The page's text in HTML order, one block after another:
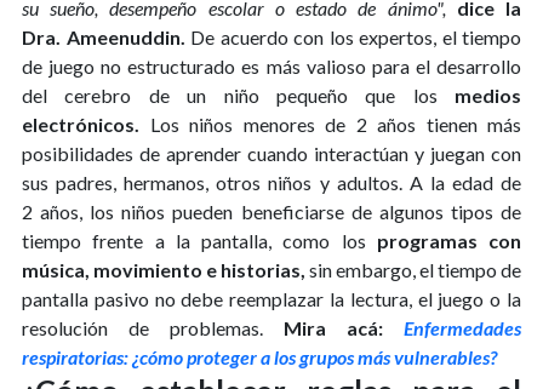
su sueño, desempeño escolar o estado de ánimo",dice la
Dra. Ameenuddin. De acuerdo con los expertos, el tiempo
de juego no estructurado es más valioso para el desarrollo
del cerebro de un niño pequeño que los medios
electrónicos. Los niños menores de 2 años tienen más
posibilidades de aprender cuando interactúan y juegan con
sus padres, hermanos, otros niños y adultos. A la edad de
2 años, los niños pueden beneficiarse de algunos tipos de
tiempo frente a la pantalla, como los programas con
música, movimiento e historias, sin embargo, el tiempo de
pantalla pasivo no debe reemplazar la lectura, el juego o la
resolución de problemas. Mira acá: Enfermedades
respiratorias: ¿cómo proteger a los grupos más vulnerables?